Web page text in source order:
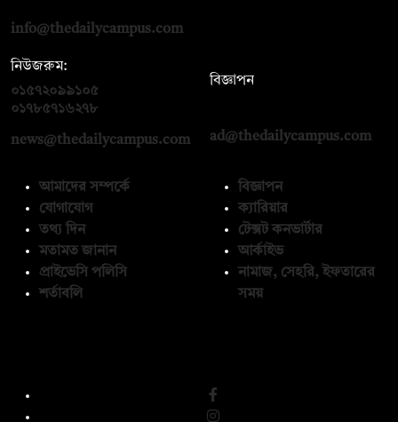
info@thedailycampus.com
নিউজরুম:
০১৫৭২০৯৯১০৫
০১৭৮৫৭১৬২৭৮
news@thedailycampus.com
বিজ্ঞাপন
ad@thedailycampus.com
আমাদের সম্পর্কে
যোগাযোগ
তথ্য দিন
মতামত জানান
প্রাইভেসি পলিসি
শর্তাবলি
বিজ্ঞাপন
ক্যারিয়ার
টেক্সট কনভার্টার
আর্কাইভ
নামাজ, সেহরি, ইফতারের
সময়